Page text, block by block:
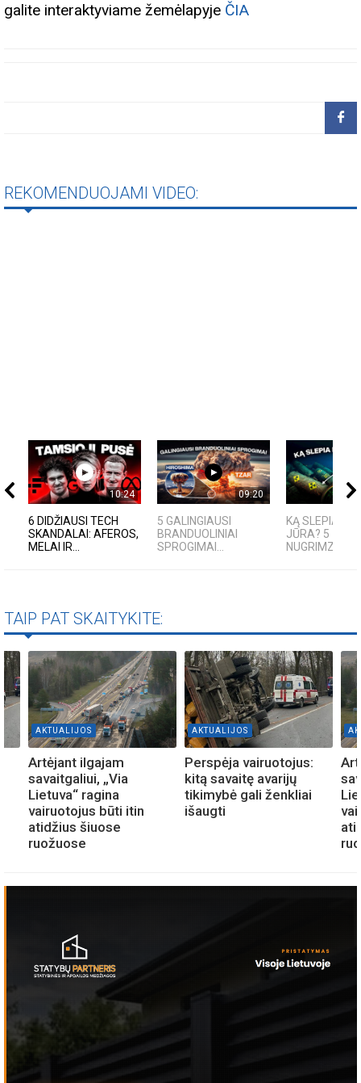
galite interaktyviame žemėlapyje ČIA
REKOMENDUOJAMI VIDEO:
10:24
6 DIDŽIAUSI TECH
SKANDALAI: AFEROS,
MELAI IR...
09:20
5 GALINGIAUSI
BRANDUOLINIAI
SPROGIMAI...
KĄ SLEPIA
JŪRA? 5
TAIP PAT SKAITYKITE:
AKTUALIJOS
Artėjant ilgajam
savaitgaliui, „Via
Lietuva“ ragina
vairuotojus būti itin
atidžius šiuose
ruožuose
AKTUALIJOS
Perspėja vairuotojus:
kitą savaitę avarijų
tikimybė gali ženkliai
išaugti